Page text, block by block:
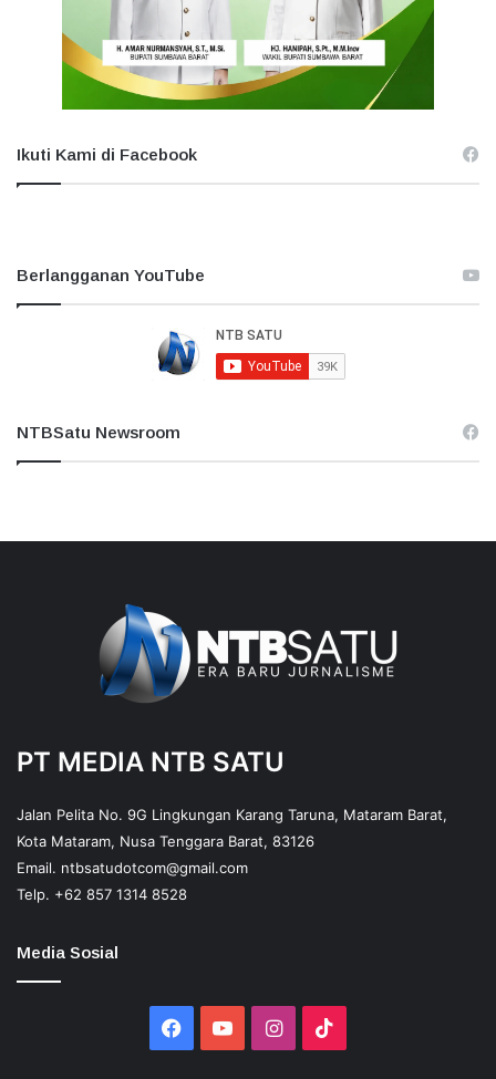
Ikuti Kami di Facebook
Berlangganan YouTube
NTBSatu Newsroom
PT MEDIA NTB SATU
Jalan Pelita No. 9G Lingkungan Karang Taruna, Mataram Barat,
Kota Mataram, Nusa Tenggara Barat, 83126
Email. ntbsatudotcom@gmail.com
Telp. +62 857 1314 8528
Media Sosial
Facebook
YouTubeInstagram